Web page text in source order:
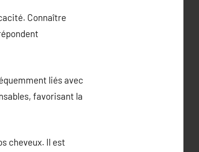
Connaître
liés avec
favorisant la
cheveux. Il est